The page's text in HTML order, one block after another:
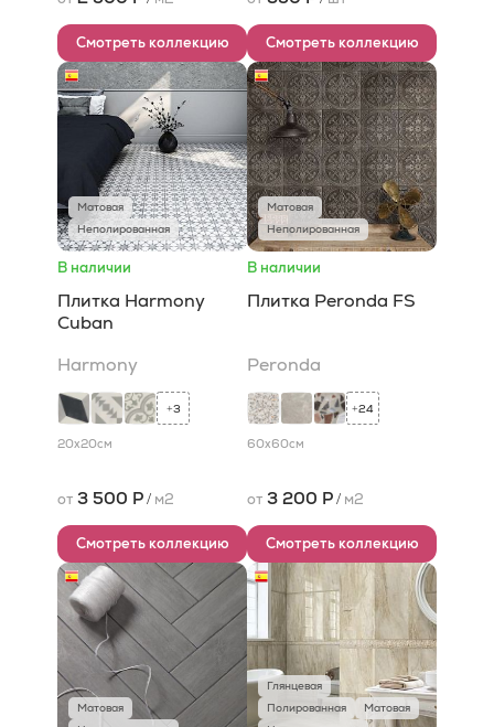
Смотреть коллекцию Смотреть коллекцию
Матовая
Неполированная
В наличии
Плитка Harmony
Cuban
Harmony
+3
20x20см
от 3 500 Р/ м2
Смотреть коллекцию
Матовая
Неполированная
В наличии
Плитка Peronda FS
Peronda
+24
60x60см
от 3 200 Р/ м2
Смотреть коллекцию
Матовая
Глянцевая
Полированная
Матовая